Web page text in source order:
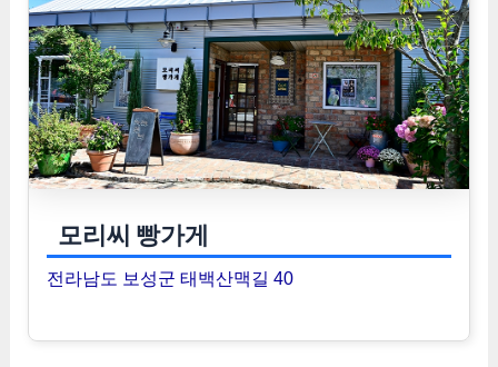
모리씨 빵가게
전라남도 보성군 태백산맥길 40